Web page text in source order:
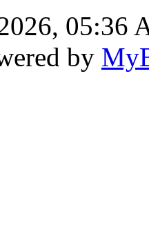
05:36
by